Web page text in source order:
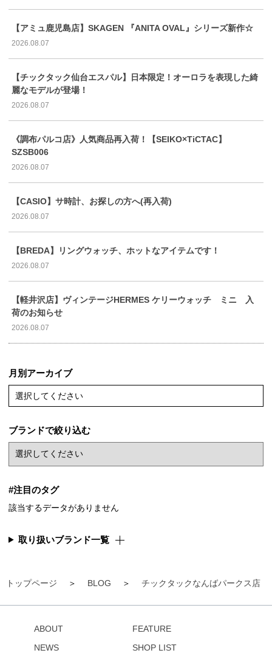
トップページ BLOG チックタックなんばパークス店
【アミュ鹿児島店】SKAGEN 『ANITA OVAL』シリーズ新作☆
2026.08.07
【チックタック仙台エスパル】日本限定！オーロラを表現した綺
麗なモデルが登場！
2026.08.07
《調布パルコ店》人気商品再入荷！【SEIKO×TiCTAC】
SZSB006
2026.08.07
【CASIO】サ時計、お探しの方へ(再入荷)
2026.08.07
【BREDA】リングウォッチ、ホットなアイテムです！
2026.08.07
【軽井沢店】ヴィンテージHERMES ケリーウォッチ ミニ 入
荷のお知らせ
2026.08.07
月別アーカイブ
選択してください
ブランドで絞り込む
#注目のタグ
該当するデータがありません
取り扱いブランド一覧
ABOUT
NEWS
FEATURE
SHOP LIST